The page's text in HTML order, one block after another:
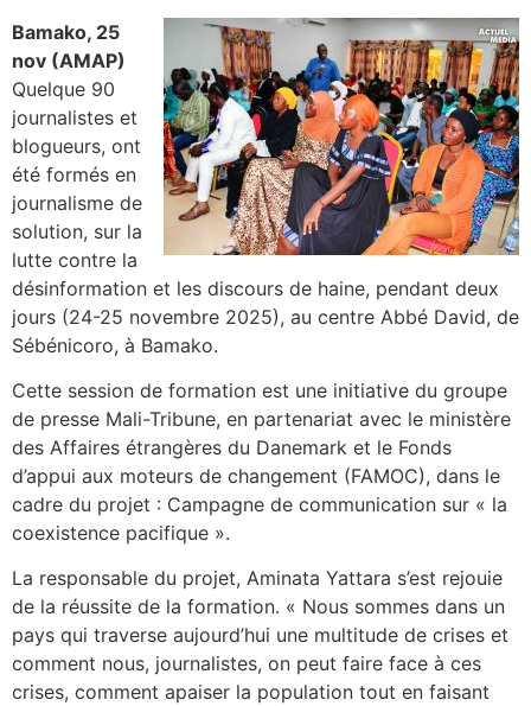
Bamako, 25
nov (AMAP)
Quelque 90
journalistes et
blogueurs, ont
été formés en
journalisme de
solution, sur la
lutte contre la
désinformation et les discours de haine, pendant deux
jours (24-25 novembre 2025), au centre Abbé David, de
Sébénicoro, à Bamako.
Cette session de formation est une initiative du groupe
de presse Mali-Tribune, en partenariat avec le ministère
des Affaires étrangères du Danemark et le Fonds
d’appui aux moteurs de changement (FAMOC), dans le
cadre du projet : Campagne de communication sur « la
coexistence pacifique ».
La responsable du projet, Aminata Yattara s’est rejouie
de la réussite de la formation. « Nous sommes dans un
pays qui traverse aujourd’hui une multitude de crises et
comment nous, journalistes, on peut faire face à ces
crises, comment apaiser la population tout en faisant